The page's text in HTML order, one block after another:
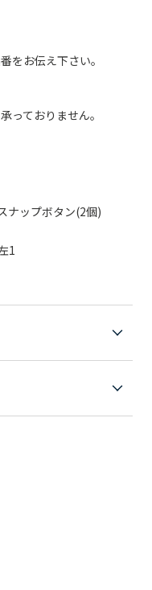
をお伝え下さい。
っておりません。
ナップボタン(2個)
1